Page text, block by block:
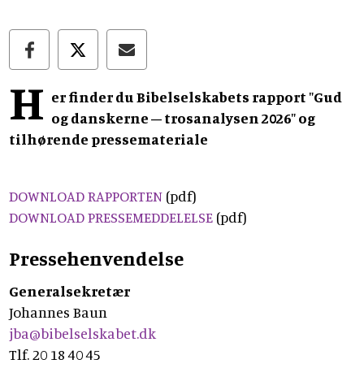
H er finder du Bibelselskabets rapport "Gud
og danskerne – trosanalysen 2026" og
tilhørende pressemateriale
DOWNLOAD RAPPORTEN (pdf)
DOWNLOAD PRESSEMEDDELELSE (pdf)
Pressehenvendelse
Generalsekretær
Johannes Baun
jba@bibelselskabet.dk
Tlf. 20 18 40 45